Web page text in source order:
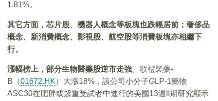
1.81%。
其它方面，芯片股、機器人概念等板塊也跌幅居前；奢侈品
概念、新消費概念、影視股、航空股等消費板塊亦相繼下
行。
漲幅榜上，部分生物醫藥股逆市走強。歌禮製藥-
B（01672.HK）大漲18%，該公司小分子GLP-1藥物
ASC30在肥胖或超重受試者中進行的美國13週II期研究顯示